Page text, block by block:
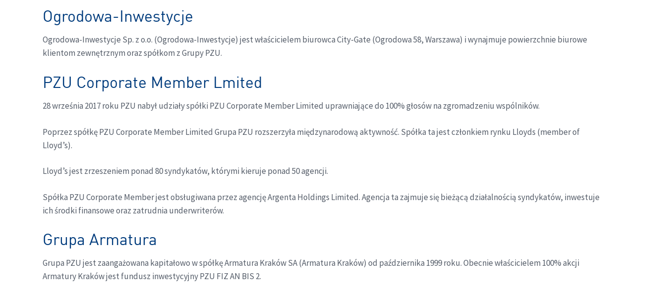
Ogrodowa-Inwestycje
Ogrodowa-Inwestycje Sp. z o.o. (Ogrodowa-Inwestycje) jest właścicielem biurowca City-Gate (Ogrodowa 58, Warszawa) i wynajmuje powierzchnie biurowe
klientom zewnętrznym oraz spółkom z Grupy PZU.
PZU Corporate Member Lmited
28 września 2017 roku PZU nabył udziały spółki PZU Corporate Member Limited uprawniające do 100% głosów na zgromadzeniu wspólników.
Poprzez spółkę PZU Corporate Member Limited Grupa PZU rozszerzyła międzynarodową aktywność. Spółka ta jest członkiem rynku Lloyds (member of
Lloyd’s).
Lloyd’s jest zrzeszeniem ponad 80 syndykatów, którymi kieruje ponad 50 agencji.
Spółka PZU Corporate Member jest obsługiwana przez agencję Argenta Holdings Limited. Agencja ta zajmuje się bieżącą działalnością syndykatów, inwestuje
ich środki finansowe oraz zatrudnia underwriterów.
Grupa Armatura
Grupa PZU jest zaangażowana kapitałowo w spółkę Armatura Kraków SA (Armatura Kraków) od października 1999 roku. Obecnie właścicielem 100% akcji
Armatury Kraków jest fundusz inwestycyjny PZU FIZ AN BIS 2.